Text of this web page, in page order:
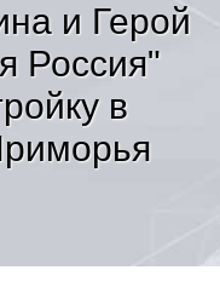
и Герой
Россия"
в